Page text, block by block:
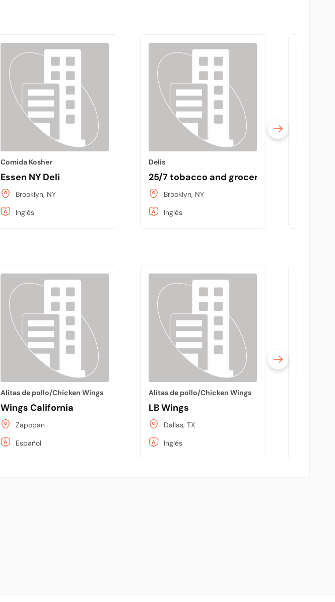
Comida Kosher
Essen NY Deli
Brooklyn, NY
Inglés
Delis
25/7 tobacco and grocery
Brooklyn, NY
Inglés
Alitas de pollo/Chicken Wings
Wings California
Zapopan
Español
Alitas de pollo/Chicken Wings
LB Wings
Dallas, TX
Inglés
Alitas de
Wings R